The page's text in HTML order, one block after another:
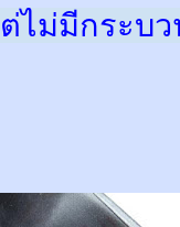
ไม่มีกระบ